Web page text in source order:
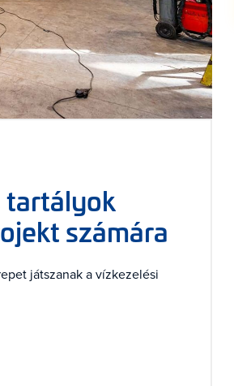
tartályok
számára
játszanak a vízkezelési